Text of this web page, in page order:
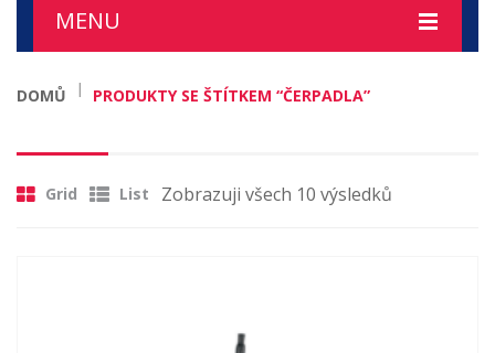
MENU
DOMŮ
DOMŮ PRODUKTY SE ŠTÍTKEM “ČERPADLA”
Grid List Zobrazuji všech 10 výsledků